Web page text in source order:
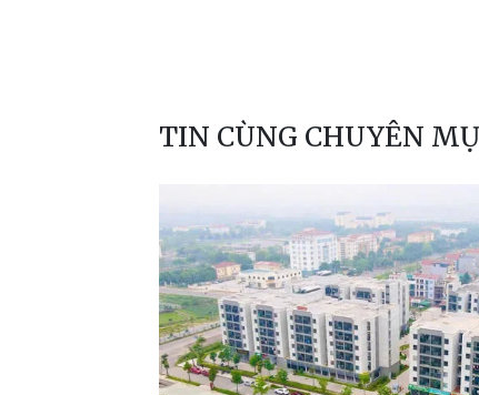
TIN CÙNG CHUYÊN